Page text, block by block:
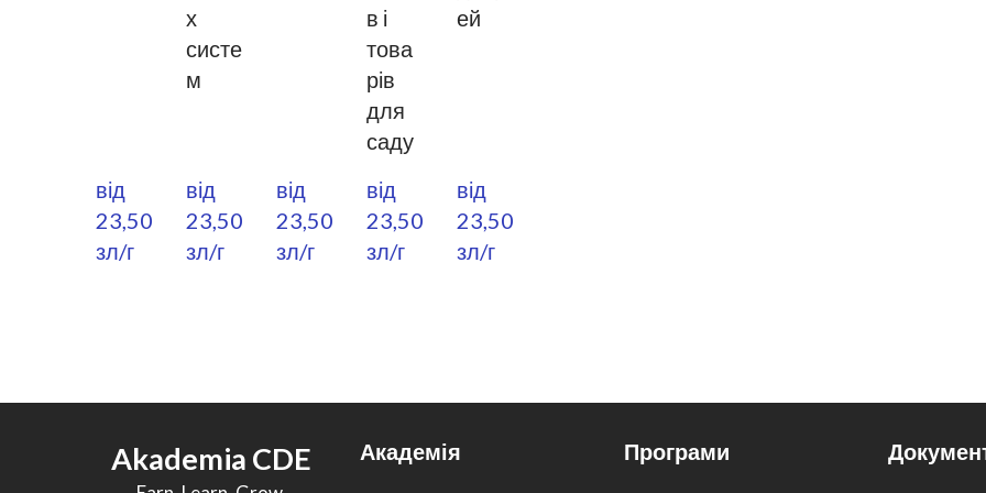
від
23,50
зл/г
х
систе
м
від
23,50
зл/г
від
23,50
зл/г
в і
това
рів
для
саду
від
23,50
зл/г
ей
від
23,50
зл/г
Akademia CDE Академія Програми